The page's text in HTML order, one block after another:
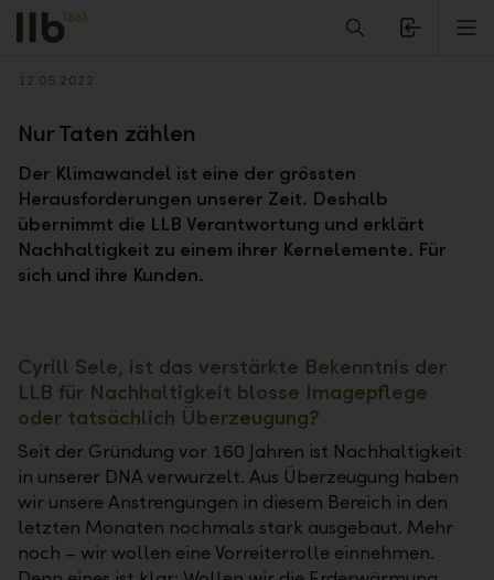
Alerts.Headline
Zurück
12.05.2022
Nur Taten zählen
Der Klimawandel ist eine der grössten
Herausforderungen unserer Zeit. Deshalb
übernimmt die LLB Verantwortung und erklärt
Nachhaltigkeit zu einem ihrer Kernelemente. Für
sich und ihre Kunden.
Cyrill Sele, ist das verstärkte Bekenntnis der
LLB für Nachhaltigkeit blosse Imagepflege
oder tatsächlich Überzeugung?
Seit der Gründung vor 160 Jahren ist Nachhaltigkeit
in unserer DNA verwurzelt. Aus Überzeugung haben
wir unsere Anstrengungen in diesem Bereich in den
letzten Monaten nochmals stark ausgebaut. Mehr
noch – wir wollen eine Vorreiterrolle einnehmen.